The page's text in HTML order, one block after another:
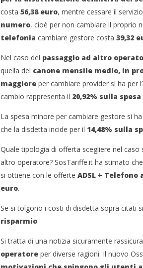
costa 56,38 euro, mentre cessare il servizio
numero, cioè per non cambiare il proprio
telefonia cambiare gestore costa 39,32
Nel caso del passaggio ad altro
quella del canone mensile medio, in
maggioreper cambiare provider si ha per
cambio rappresenta il 20,92% sulla
La spesa minore per cambiare gestore si ha
che la disdetta incide per il 14,48% sulla
Quale tipologia di offerta scegliere nel
altro operatore? SosTariffe.it ha stimato
si ottiene con le offerte ADSL + Telefono
euro.
Se si tolgono i costi di disdetta sopra citati
risparmio.
Si tratta di una notizia sicuramente
operatoreper diverse ragioni. Il nuovo